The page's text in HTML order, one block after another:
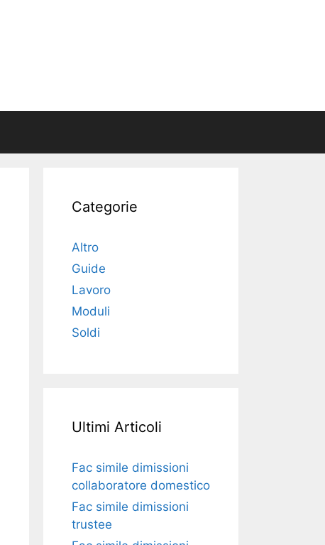
Categorie
Altro
Guide
Lavoro
Moduli
Soldi
Ultimi Articoli
Fac simile dimissioni
collaboratore domestico​​​
Fac simile dimissioni
trustee​​​